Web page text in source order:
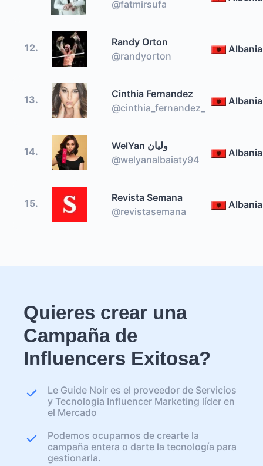
@fatmirsufa
12.
Randy Orton
@randyorton
Albania
13.
Cinthia Fernandez
@cinthia_fernandez_
Albania
14.
WelYan وليان
@welyanalbaiaty94
Albania
15.
Revista Semana
@revistasemana
Albania
Quieres crear una
Campaña de
Influencers Exitosa?
Le Guide Noir es el proveedor de Servicios
y Tecnologia Influencer Marketing líder en
el Mercado
Podemos ocuparnos de crearte la
campaña entera o darte la tecnología para
gestionarla.